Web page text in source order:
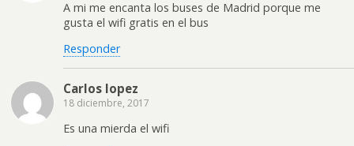
A mi me encanta los buses de Madrid porque me
gusta el wifi gratis en el bus
Responder
Carlos lopez
18 diciembre, 2017
Es una mierda el wifi